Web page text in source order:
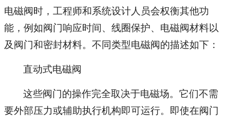
电磁阀时，工程师和系统设计人员会权衡其他功
能，例如阀门响应时间、线圈保护、电磁阀材料以
及阀门和密封材料。不同类型电磁阀的描述如下：
直动式电磁阀
这些阀门的操作完全取决于电磁场。它们不需
要外部压力或辅助执行机构即可运行。即使在阀门